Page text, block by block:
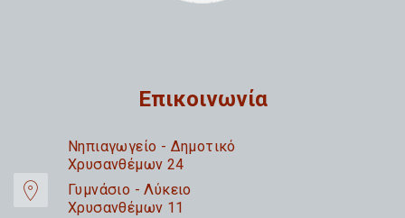
Επικοινωνία
Nηπιαγωγείο - Δημοτικό
Χρυσανθέμων 24
Γυμνάσιο - Λύκειο
Χρυσανθέμων 11